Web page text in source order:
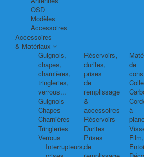
OSD
Modèles
Accessoires
Accessoires
& Matériaux
Guignols,
chapes,
charnières,
tringleries,
verrous...
Guignols
Chapes
Charnières
Tringleries
Verrous
Interrupteurs,
Réservoirs,
durites,
prises
de
remplissage
&
accessoires
Réservoirs
Durites
Prises
de
de
à
Film,